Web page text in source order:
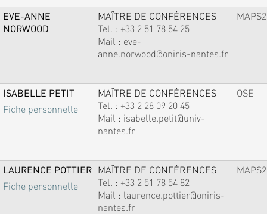
EVE-ANNE
NORWOOD
MAÎTRE DE CONFÉRENCES
Tel. : +33 2 51 78 54 25
Mail : eve-
anne.norwood@oniris-nantes.fr
MAPS2
ISABELLE PETIT
Fiche personnelle
MAÎTRE DE CONFÉRENCES
Tel. : +33 2 28 09 20 45
Mail : isabelle.petit@univ-
nantes.fr
OSE
LAURENCE POTTIER
Fiche personnelle
MAÎTRE DE CONFÉRENCES
Tel. : +33 2 51 78 54 82
Mail : laurence.pottier@oniris-
nantes.fr
MAPS2